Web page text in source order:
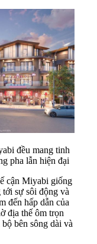
đều mang tinh
pha lẫn hiện đại
cận Miyabi giống
tới sự sôi động và
đến hấp dẫn của
địa thế ôm trọn
bên sông dài và